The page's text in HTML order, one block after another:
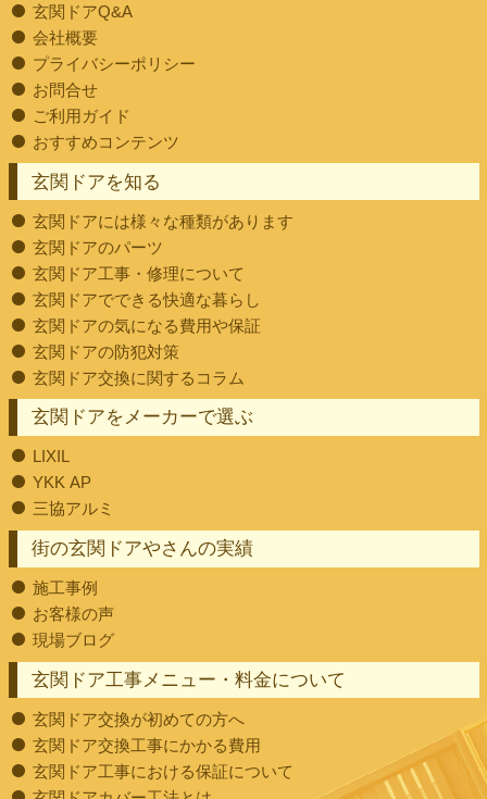
玄関ドアQ&A
会社概要
プライバシーポリシー
お問合せ
ご利用ガイド
おすすめコンテンツ
街の玄関ドアやさんの実績
施工事例
お客様の声
現場ブログ
玄関ドアを知る
玄関ドアには様々な種類があります
玄関ドアのパーツ
玄関ドア工事・修理について
玄関ドアでできる快適な暮らし
玄関ドアの気になる費用や保証
玄関ドアの防犯対策
玄関ドア交換に関するコラム
玄関ドア工事メニュー・料金について
玄関ドア交換が初めての方へ
玄関ドア交換工事にかかる費用
玄関ドア工事における保証について
玄関ドアをメーカーで選ぶ
LIXIL
YKK AP
三協アルミ